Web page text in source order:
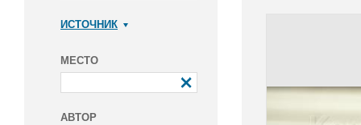
ИСТОЧНИК
МЕСТО
АВТОР